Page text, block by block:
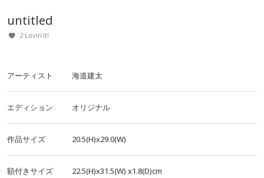
untitled
2 Lovin'it!
アーティスト 海道建太
エディション オリジナル
作品サイズ 20.5(H)x29.0(W)
額付きサイズ 22.5(H)x31.5(W) x1.8(D)cm